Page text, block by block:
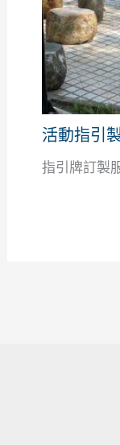
活動指引
指引牌訂製